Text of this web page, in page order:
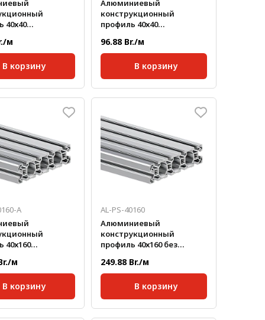
40х40
м
В корзину
40;
10 мм;
профиля,
длина, 6000
м:
Алюминиевый
конструкционный
профиль 40х40
96.88 Br./м
В корзину
Серия:
40;
10 мм;
Сечение профиля,
мм:
Стандартная длина,
мм:
6000
Масса, кг/м:
A
40х160
м
В корзину
40;
AL-PS-40160
Алюминиевый
конструкционный
профиль 40х160 без
249.88 Br./м
В корзину
Серия:
40;